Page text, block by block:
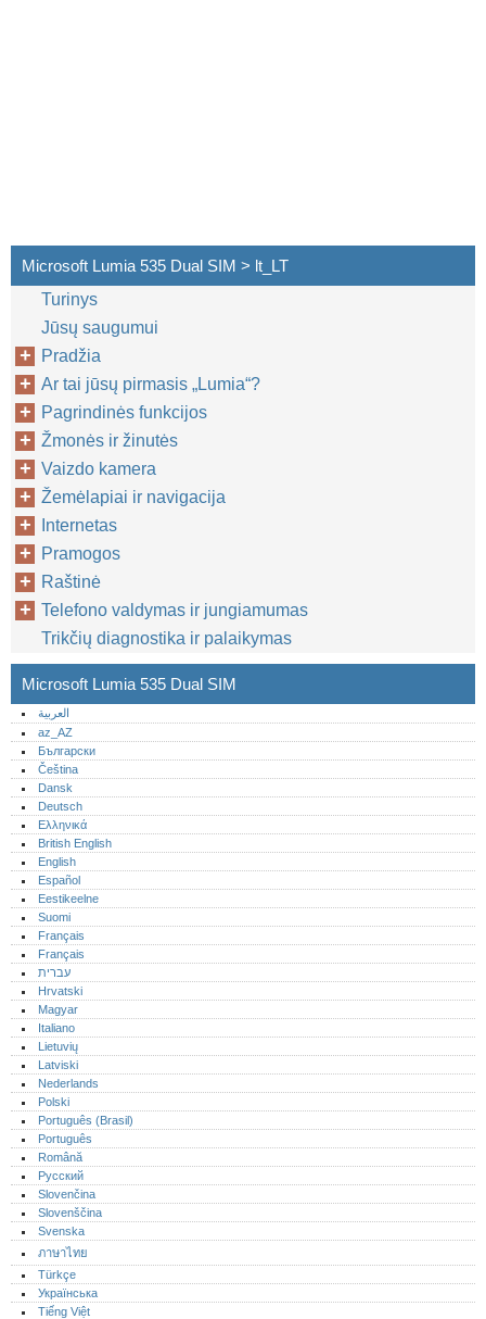
Microsoft Lumia 535 Dual SIM > lt_LT
Turinys
Jūsų saugumui
Pradžia
Ar tai jūsų pirmasis „Lumia“?
Pagrindinės funkcijos
Žmonės ir žinutės
Vaizdo kamera
Žemėlapiai ir navigacija
Internetas
Pramogos
Raštinė
Telefono valdymas ir jungiamumas
Trikčių diagnostika ir palaikymas
Microsoft Lumia 535 Dual SIM
العربية
az_AZ
Български
Čeština
Dansk
Deutsch
Ελληνικά
British English
English
Español
Eestikeelne
Suomi
Français
Français
עברית
Hrvatski
Magyar
Italiano
Lietuvių
Latviski
Nederlands
Polski
Português (Brasil)
Português‎
Română
Русский
Slovenčina
Slovenščina
Svenska
ภาษาไทย
Türkçe
Українська
Tiếng Việt